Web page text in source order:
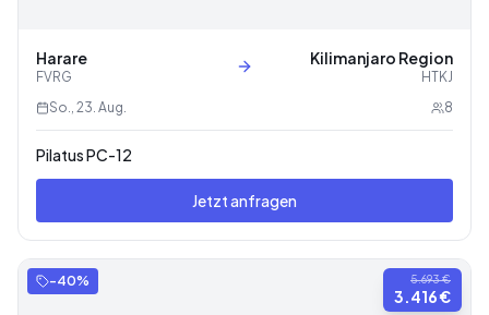
Harare
FVRG
Kilimanjaro Region
HTKJ
So., 23. Aug.
8
Pilatus PC-12
Jetzt anfragen
5.693 €
3.416 €
-40%